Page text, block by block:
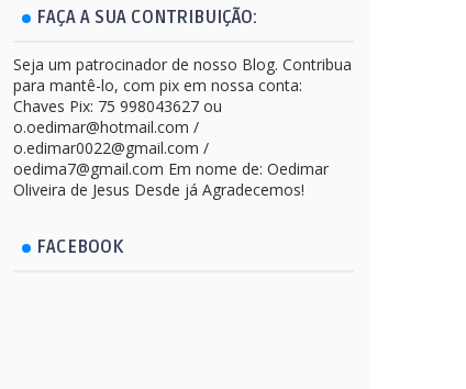
FAÇA A SUA CONTRIBUIÇÃO:
Seja um patrocinador de nosso Blog. Contribua
para mantê-lo, com pix em nossa conta:
Chaves Pix: 75 998043627 ou
o.oedimar@hotmail.com /
o.edimar0022@gmail.com /
oedima7@gmail.com Em nome de: Oedimar
Oliveira de Jesus Desde já Agradecemos!
FACEBOOK